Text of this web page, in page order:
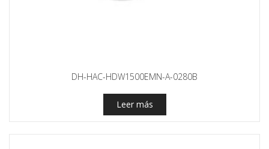
DH-HAC-HDW1500EMN-A-0280B
Leer más